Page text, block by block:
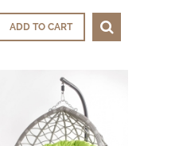
ADD TO CART